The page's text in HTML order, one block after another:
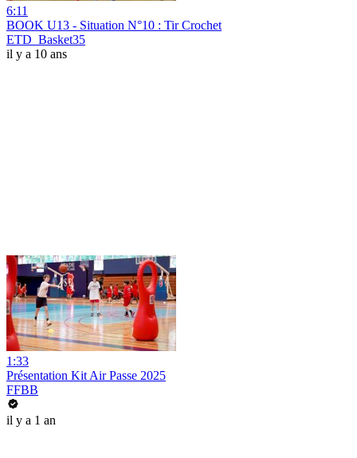
6:11
BOOK U13 - Situation N°10 : Tir Crochet
ETD_Basket35
il y a 10 ans
1:33
Présentation Kit Air Passe 2025
FFBB
il y a 1 an